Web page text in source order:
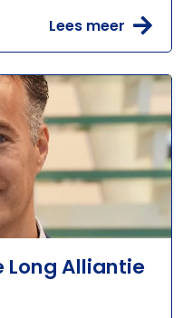
Lees meer
Long Alliantie